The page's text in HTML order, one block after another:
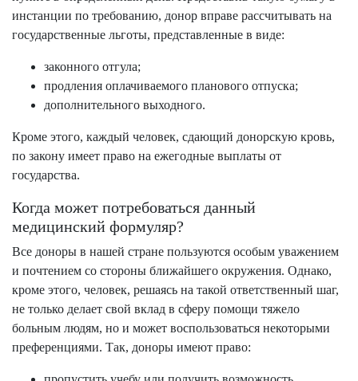
инстанции по требованию, донор вправе рассчитывать на
государственные льготы, представленные в виде:
законного отгула;
продления оплачиваемого планового отпуска;
дополнительного выходного.
Кроме этого, каждый человек, сдающий донорскую кровь,
по закону имеет право на ежегодные выплаты от
государства.
Когда может потребоваться данный
медицинский формуляр?
Все доноры в нашей стране пользуются особым уважением
и почтением со стороны ближайшего окружения. Однако,
кроме этого, человек, решаясь на такой ответственный шаг,
не только делает свой вклад в сферу помощи тяжело
больным людям, но и может воспользоваться некоторыми
преференциями. Так, доноры имеют право: